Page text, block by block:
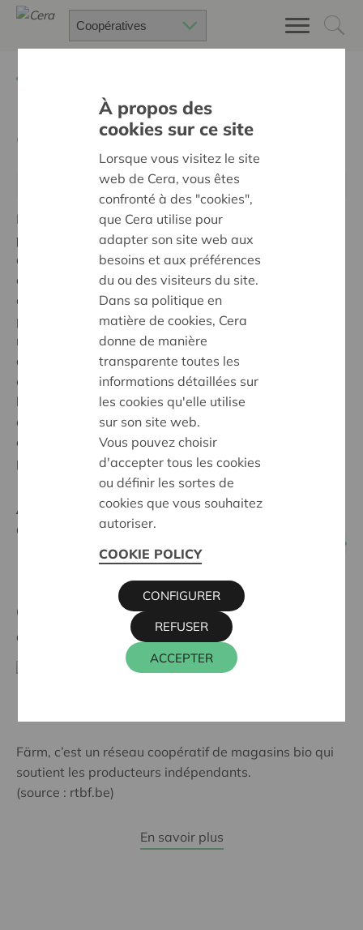
Coopératives multipartites
Coopératives avec plusieurs parties prenantes
Dans le modèle descoopératives réunissant
plusieurs parties prenantes, deux ou plusieurs sortes
de groupes d’intervenants se rassemblent au sein
d’une même entreprise : il peut s’agir de fournisseurs,
de travailleurs, de clients ou des autorités publiques
par exemple. La complexité d’un tel modèle fait qu’il
n’en existe pas encore de très nombreux exemples. La
difficulté principale étant de résoudre, en interne, les
conflits qui, habituellement, se règlent à l’extérieur (via
le marché) de l'entreprise. Pensons à la fixation du prix
entre le fournisseur et le consommateur ! Par ailleurs,
cette particularité constitue précisément un énorme
potentiel rendant ce modèle extrêmement précieux.
Actualités concernant les
coopératives multipartites
Coopérative Färm, le magasin bio et
engagé
Färm, c’est un réseau coopératif de magasins bio qui
soutient les producteurs indépendants.
(source : rtbf.be)
En savoir plus
À propos des
cookies sur ce site
Lorsque vous visitez le site
web de Cera, vous êtes
confronté à des "cookies",
que Cera utilise pour
adapter son site web aux
besoins et aux préférences
du ou des visiteurs du site.
Dans sa politique en
matière de cookies, Cera
donne de manière
transparente toutes les
informations détaillées sur
les cookies qu'elle utilise
sur son site web.
Vous pouvez choisir
d'accepter tous les cookies
ou définir les sortes de
cookies que vous souhaitez
autoriser.
COOKIE POLICY
ACCEPTER
REFUSER
CONFIGURER